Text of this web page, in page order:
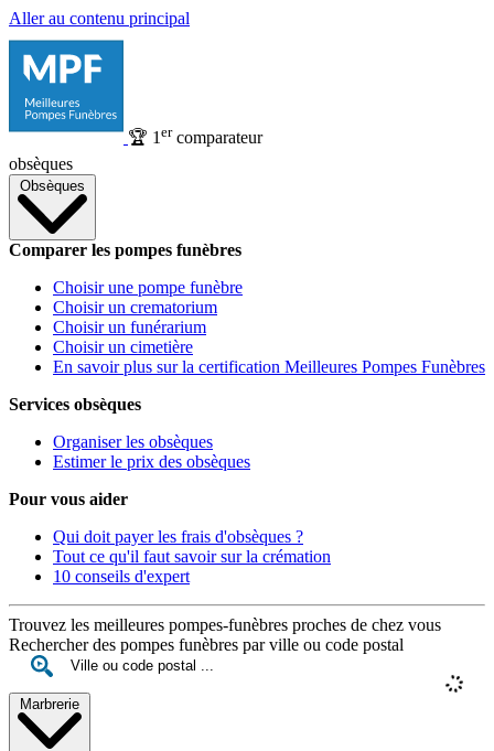
Aller au contenu principal
🏆 1 ercomparateur
obsèques
Obsèques
Comparer les pompes funèbres
Choisir une pompe funèbre
Choisir un crematorium
Choisir un funérarium
Choisir un cimetière
En savoir plus sur la certification Meilleures Pompes Funèbres
Services obsèques
Organiser les obsèques
Estimer le prix des obsèques
Pour vous aider
Qui doit payer les frais d'obsèques ?
Tout ce qu'il faut savoir sur la crémation
10 conseils d'expert
Trouvez les meilleures pompes-funèbres proches de chez vous
Rechercher des pompes funèbres par ville ou code postal
Marbrerie